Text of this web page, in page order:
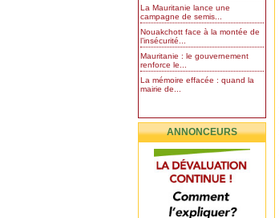
La Mauritanie lance une
campagne de semis...
Nouakchott face à la montée de
l’insécurité...
Mauritanie : le gouvernement
renforce le...
La mémoire effacée : quand la
mairie de...
ANNONCEURS